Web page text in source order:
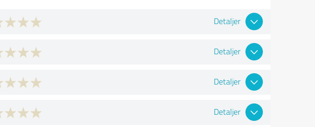
Detaljer
Detaljer
Detaljer
Detaljer